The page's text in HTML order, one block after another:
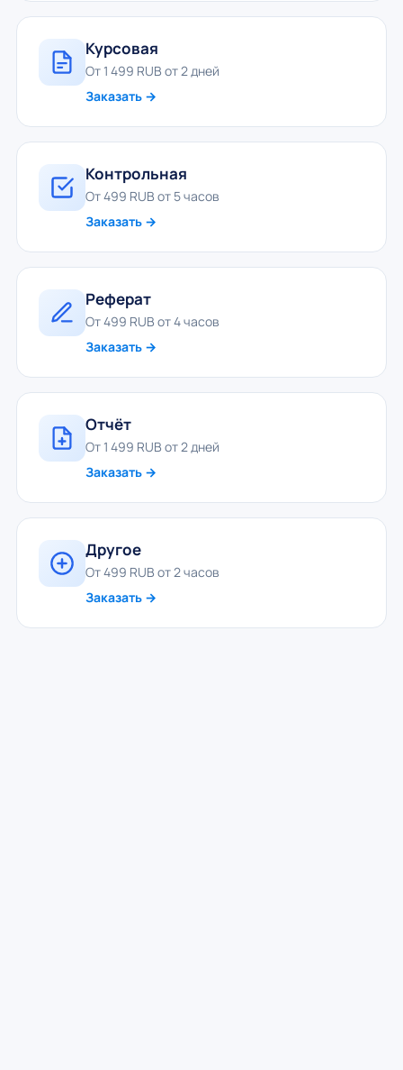
Курсовая
От 1 499 RUB от 2 дней
Заказать →
Контрольная
От 499 RUB от 5 часов
Заказать →
Реферат
От 499 RUB от 4 часов
Заказать →
Отчёт
От 1 499 RUB от 2 дней
Заказать →
Другое
От 499 RUB от 2 часов
Заказать →